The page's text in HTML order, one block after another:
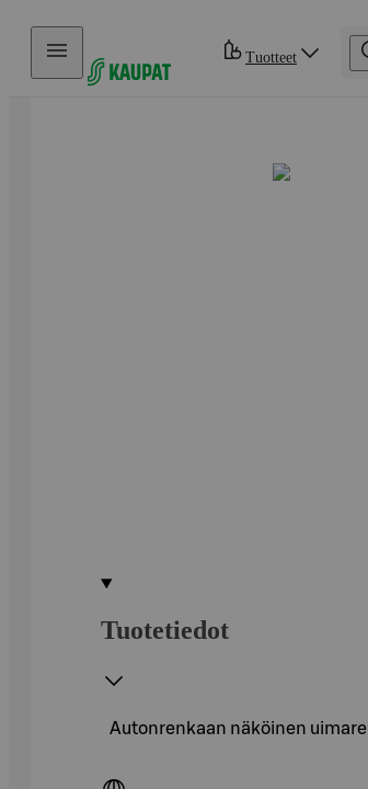
Hyppää sisältöön
Tuotteet
Tuotetiedot
Autonrenkaan näköinen